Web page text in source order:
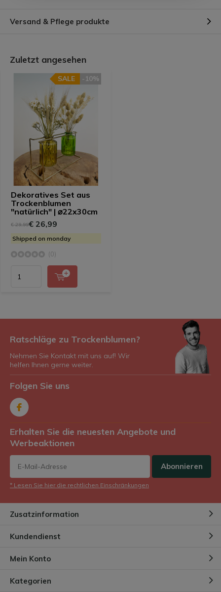
Versand & Pflege produkte
Zuletzt angesehen
Dekoratives Set aus
Trockenblumen
"natürlich" | ⌀22x30cm
-10%
SALE
€ 29,99€ 26,99
Shipped on monday
(0)
Ratschläge zu Trockenblumen?
Nehmen Sie Kontakt mit uns auf! Wir
helfen Ihnen gerne weiter.
Folgen Sie uns
Erhalten Sie die neuesten Angebote und
Werbeaktionen
Abonnieren
* Lesen Sie hier die rechtlichen Einschränkungen
Zusatzinformation
Kundendienst
Mein Konto
Kategorien